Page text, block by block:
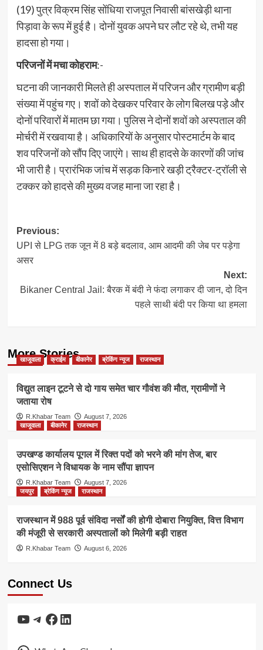
(19) पुत्र विक्रम सिंह सोंधिया राजपूत निवासी बांसखेड़ी थाना
पिड़ावा के रूप में हुई है। दोनों युवक अपने घर लौट रहे थे, तभी यह
हादसा हो गया।
परिजनों में मचा कोहराम:-
घटना की जानकारी मिलते ही अस्पताल में परिजन और ग्रामीण बड़ी
संख्या में पहुंच गए। शवों को देखकर परिवार के लोग बिलख पड़े और
दोनों परिवारों में मातम छा गया। पुलिस ने दोनों शवों को अस्पताल की
मोर्चरी में रखवाया है। अधिकारियों के अनुसार पोस्टमार्टम के बाद
शव परिजनों को सौंप दिए जाएंगे। साथ ही हादसे के कारणों की जांच
भी जारी है। प्रारंभिक जांच में सड़क किनारे खड़ी ट्रैक्टर-ट्रॉली से
टक्कर को हादसे की मुख्य वजह माना जा रहा है।
Post
navigation
Previous:
UPI से LPG तक जून में 8 बड़े बदलाव, आम आदमी की जेब पर पड़ेगा
असर
Next:
Bikaner Central Jail: बैरक में बंदी ने फंदा लगाकर दी जान, दो दिन
पहले साथी बंदी पर किया था हमला
More Stories
खाजूवाला क्राईम बीकानेर ब्रेकिंग न्यूज राजस्थान
विद्युत लाइन टूटने से दो गाय समेत चार गौवंश की मौत, ग्रामीणों ने
जताया रोष
R.Khabar Team
August 7, 2026
खाजूवाला
बीकानेर राजस्थान
उपखण्ड कार्यालय पूगल में रिक्त पदों को भरने की मांग तेज, बार
एसोसिएशन ने विधायक के नाम सौंपा ज्ञापन
R.Khabar Team
August 7, 2026
जयपुर
ब्रेकिंग न्यूज राजस्थान
राजस्थान में 988 पूर्व संविदा नर्सों की होगी दोबारा नियुक्ति, वित्त विभाग
की मंजूरी से सरकारी अस्पतालों को मिलेगी बड़ी राहत
R.Khabar Team August 6, 2026
Connect Us
YouTube
Telegram
Facebook
LinkedIn